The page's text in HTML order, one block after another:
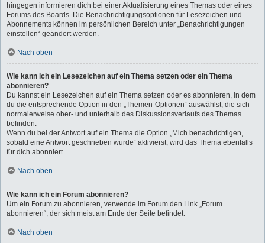
hingegen informieren dich bei einer Aktualisierung eines Themas oder eines
Forums des Boards. Die Benachrichtigungsoptionen für Lesezeichen und
Abonnements können im persönlichen Bereich unter „Benachrichtigungen
einstellen“ geändert werden.
Nach oben
Wie kann ich ein Lesezeichen auf ein Thema setzen oder ein Thema
abonnieren?
Du kannst ein Lesezeichen auf ein Thema setzen oder es abonnieren, in dem
du die entsprechende Option in den „Themen-Optionen“ auswählst, die sich
normalerweise ober- und unterhalb des Diskussionsverlaufs des Themas
befinden.
Wenn du bei der Antwort auf ein Thema die Option „Mich benachrichtigen,
sobald eine Antwort geschrieben wurde“ aktivierst, wird das Thema ebenfalls
für dich abonniert.
Nach oben
Wie kann ich ein Forum abonnieren?
Um ein Forum zu abonnieren, verwende im Forum den Link „Forum
abonnieren“, der sich meist am Ende der Seite befindet.
Nach oben